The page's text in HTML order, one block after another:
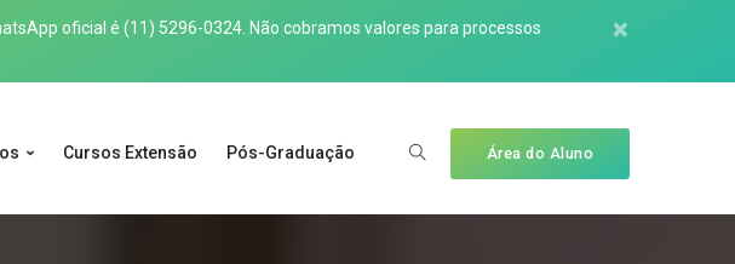
oficial é (11) 5296-0324 . Não cobramos valores para processos
×
Cursos Extensão Pós-Graduação Área do Aluno